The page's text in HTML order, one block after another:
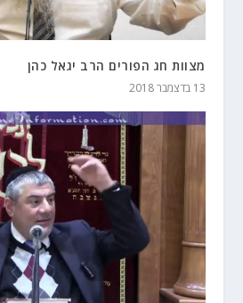
מצוות חג הפורים הרב יגאל כהן
13 בדצמבר 2018